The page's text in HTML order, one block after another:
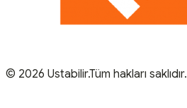
© 2026 Ustabilir.Tüm hakları saklıdır.